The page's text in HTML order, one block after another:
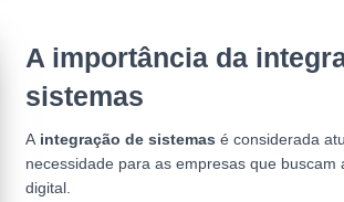
A importância da
sistemas
A integração de sistemas é considerada
necessidade para as empresas que buscam
digital.